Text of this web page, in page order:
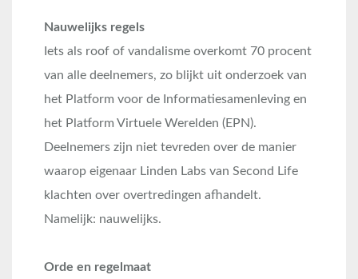
Nauwelijks regels
Iets als roof of vandalisme overkomt 70 procent
van alle deelnemers, zo blijkt uit onderzoek van
het Platform voor de Informatiesamenleving en
het Platform Virtuele Werelden (EPN).
Deelnemers zijn niet tevreden over de manier
waarop eigenaar Linden Labs van Second Life
klachten over overtredingen afhandelt.
Namelijk: nauwelijks.
Orde en regelmaat